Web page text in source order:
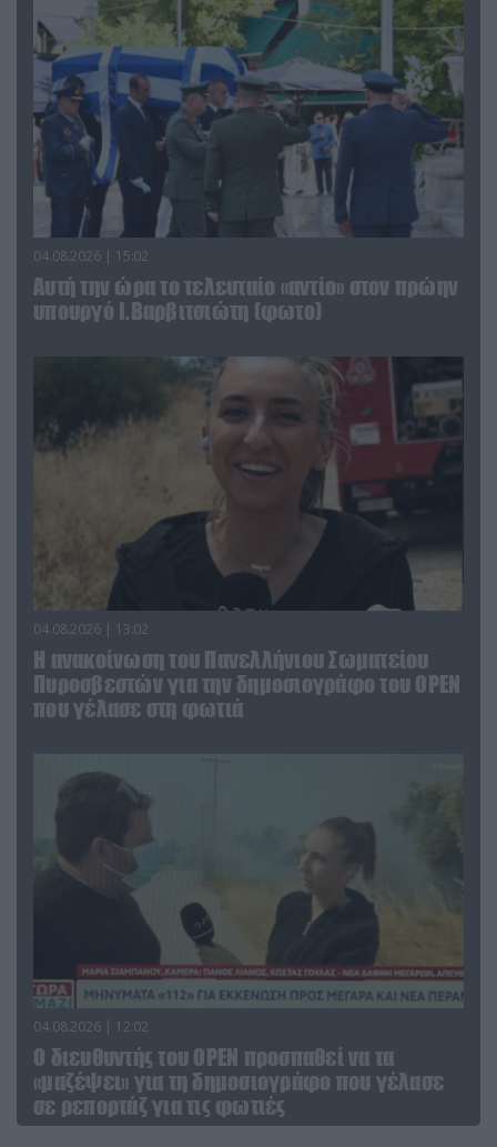
04.08.2026 | 15:02
Αυτή την ώρα το τελευταίο «αντίο» στον πρώην
υπουργό Ι.Βαρβιτσιώτη (φωτο)
04.08.2026 | 13:02
Η ανακοίνωση του Πανελλήνιου Σωματείου
Πυροσβεστών για την δημοσιογράφο του OPEN
που γέλασε στη φωτιά
04.08.2026 | 12:02
O διευθυντής του OPEN προσπαθεί να τα
«μαζέψει» για τη δημοσιογράφο που γέλασε
σε ρεπορτάζ για τις φωτιές